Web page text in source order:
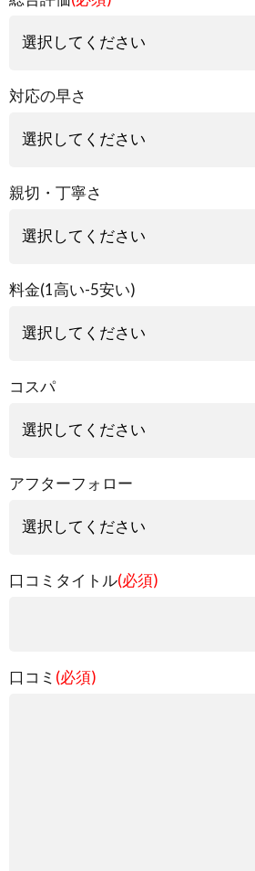
対応の早さ
親切・丁寧さ
料金(1高い-5安い)
コスパ
アフターフォロー
口コミタイトル(必須)
口コミ (必須)